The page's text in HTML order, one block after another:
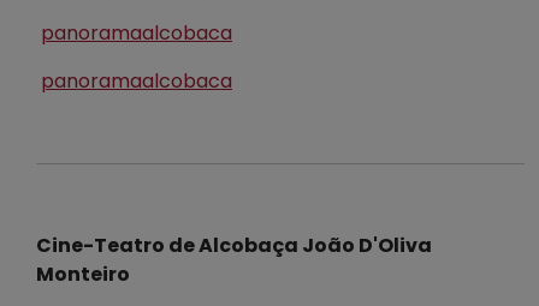
panoramaalcobaca
panoramaalcobaca
Cine-Teatro de Alcobaça João D'Oliva
Monteiro